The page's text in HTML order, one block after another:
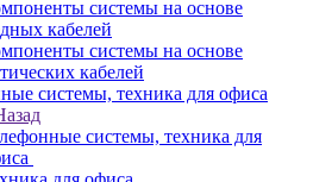
системы на основе
кабелей
системы на основе
кабелей
системы, техника для офиса
системы, техника для